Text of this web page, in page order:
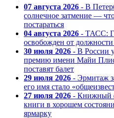
07 августа 2026 - В
солнечное затмение —
постараться
04 августа 2026 - ТАСС:
освобожден от
30 июля 2026 - В России
премию имени Майи
поставят балет
29 июля 2026 - Эрмитаж
его имя стало
27 июля 2026 - Книжный
книги в хорошем
ярмарку